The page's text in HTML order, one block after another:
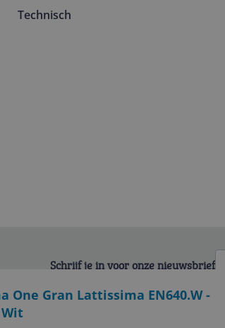
Technisch
One Gran Lattissima EN640.W -
Schrijf je in voor onze nieuwsbrief